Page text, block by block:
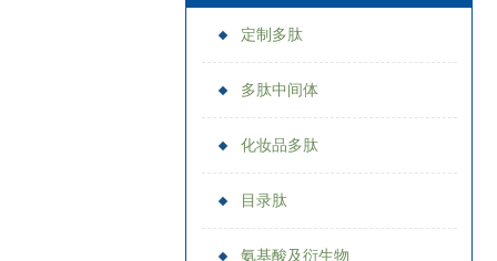
定制多肽
多肽中间体
化妆品多肽
目录肽
氨基酸及衍生物